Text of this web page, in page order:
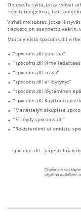
On useita syitä, jotka voivat
rekisteriongelmat,
Virheilmoitukset, jotka
tiedosto on asennettu
Muita yleisiä spxcoins.dll
“spxcoins.dll puuttuu”
“spxcoins.dll virhe
“spxcoins.dll crash”
“spxcoins.dll ei löytynyt”
“spxcoins.dll löytäminen
“spxcoins.dll
“Menettelyn alkupiste
“Ei löydy spxcoins.dll”
“Rekisteröinti ei onnistu
spxcoins.dll -
Ohjelma ei voi
ohjelma uudelleen